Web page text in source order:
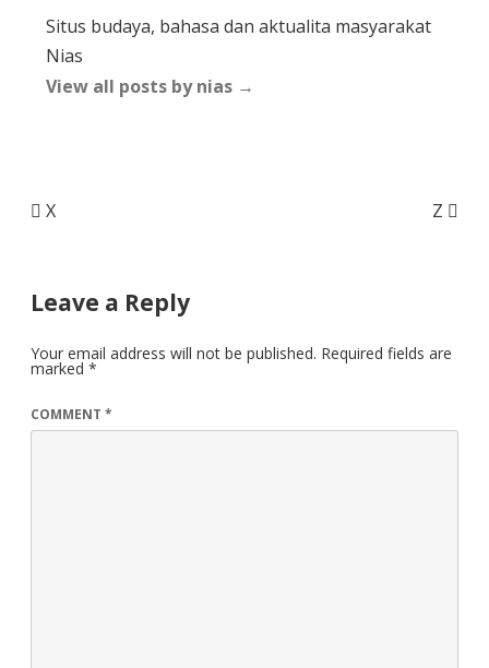
Situs budaya, bahasa dan aktualita masyarakat
Nias
View all posts by nias →
Post
X Z
Leave a Reply
Your email address will not be published. Required fields are
marked *
COMMENT *